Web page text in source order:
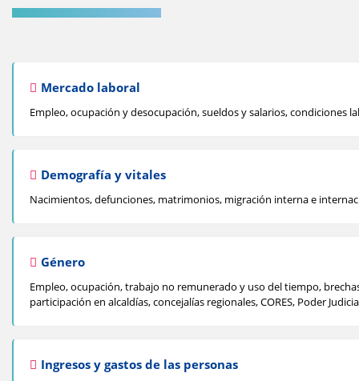
Mercado laboral
Empleo, ocupación y desocupación, sueldos y salarios,
Demografía y vitales
Nacimientos, defunciones, matrimonios, migración interna e
Género
Empleo, ocupación, trabajo no remunerado y uso del tiempo,
participación en alcaldías, concejalías regionales, CORES, Poder
Ingresos y gastos de las personas